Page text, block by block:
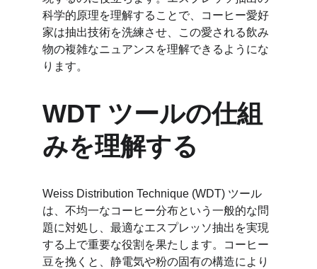
科学的原理を理解することで、コーヒー愛好
家は抽出技術を洗練させ、この愛される飲み
物の複雑なニュアンスを理解できるようにな
ります。
WDT ツールの仕組
みを理解する
Weiss Distribution Technique (WDT) ツール
は、不均一なコーヒー分布という一般的な問
題に対処し、最適なエスプレッソ抽出を実現
する上で重要な役割を果たします。コーヒー
豆を挽くと、静電気や粉の固有の構造により